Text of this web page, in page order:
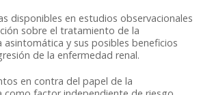
disponibles en estudios observacionales
sobre el tratamiento de la
asintomática y sus posibles beneficios
de la enfermedad renal.
en contra del papel de la